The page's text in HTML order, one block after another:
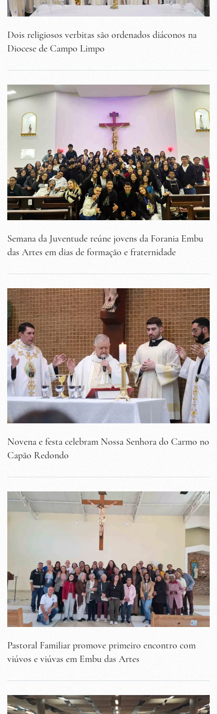
Dois religiosos verbitas são ordenados diáconos na
Diocese de Campo Limpo
Semana da Juventude reúne jovens da Forania Embu
das Artes em dias de formação e fraternidade
Novena e festa celebram Nossa Senhora do Carmo no
Capão Redondo
Pastoral Familiar promove primeiro encontro com
viúvos e viúvas em Embu das Artes